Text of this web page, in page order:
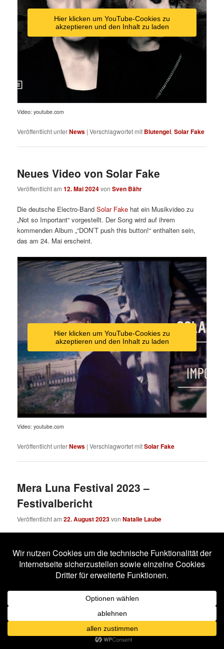
Hier klicken um YouTube-Cookies zu
akzeptieren und den Inhalt zu laden
Video: youtube.com
Veröffentlicht unterNews |Verschlagwortet mit Blutengel,Solar Fake
Neues Video von Solar Fake
Veröffentlicht am12. Mai 2024vonSven Bähr
Die deutsche Electro-BandSolar Fake hat ein Musikvideo zu
„Not so Important“ vorgestellt. Der Song wird auf ihrem
kommenden Album„“DON’T push this button!“ enthalten sein,
das am 24. Mai erscheint.
Hier klicken um YouTube-Cookies zu
akzeptieren und den Inhalt zu laden
Video: youtube.com
Veröffentlicht unterNews |Verschlagwortet mitSolar Fake
Mera Luna Festival 2023 –
Festivalbericht
Veröffentlicht am22. August 2023vonNatalie Laube
strömen und dieses ein Wochenende lang in das Club- und
Wohnzimmer der Schwarzen Szene verwandeln, dann istM’era
Luna Festival!
Dieses Jahr war es am Wochenende des 12. und 13. August
soweit. Passend zur Anreise des schwarzen Gevölks lichteten
sich die Wolken und bei etwa 26 Grad und strahlendem
Sonnenschein standen die Zeichen auf zwei fulminante
Festivaltage. Ob die auch so kamen? Das erfahrt ihr in diesem